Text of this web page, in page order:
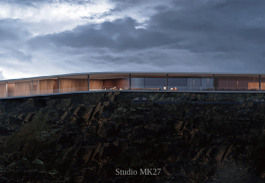
https://weibo.com/u/2530221873
合作联系：136 6001 3049 / 奖项申报：159 8919 3049
Studio MK27